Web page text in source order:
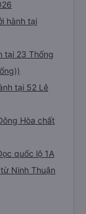
hành tại
tại 23 Thống
tại 52 Lê
Hòa chất
quốc lộ 1A
Ninh Thuận